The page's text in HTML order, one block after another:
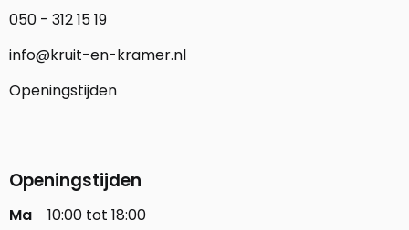
050 - 312 15 19
info@kruit-en-kramer.nl
Openingstijden
Openingstijden
Ma
10:00 tot 18:00